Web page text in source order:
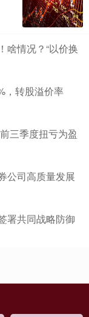
啥情况？“以价换
，转股溢价率
三季度扭亏为盈
公司高质量发展
署共同战略防御